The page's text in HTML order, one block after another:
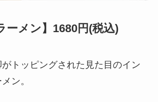
ーメン】1680円(税込)
トッピングされた見た目のイン
ン。